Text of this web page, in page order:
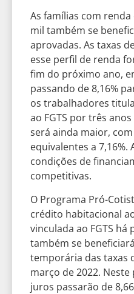
As famílias com renda
mil também se
aprovadas. As taxas
esse perfil de renda
fim do próximo ano,
passando de 8,16%
os trabalhadores
ao FGTS por três
será ainda maior,
equivalentes a
condições de
competitivas.
O Programa Pró-
crédito habitacional
vinculada ao FGTS
também se
temporária das taxas
março de 2022.
juros passarão de